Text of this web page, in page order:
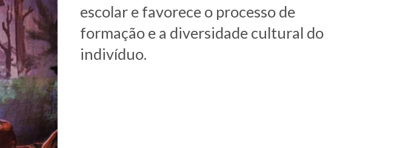
escolar e favorece o processo de
formação e a diversidade cultural do
indivíduo.